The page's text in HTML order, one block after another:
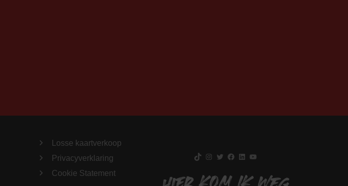
Losse kaartverkoop
Privacyverklaring
Cookie Statement